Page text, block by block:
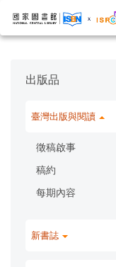
出版品
臺灣出版與閱讀
徵稿啟事
稿約
每期內容
新書誌